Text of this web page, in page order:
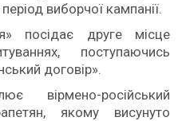
виборчої кампанії.
посідає друге місце
поступаючись
договір».
вірмено-російський
якому висунуто